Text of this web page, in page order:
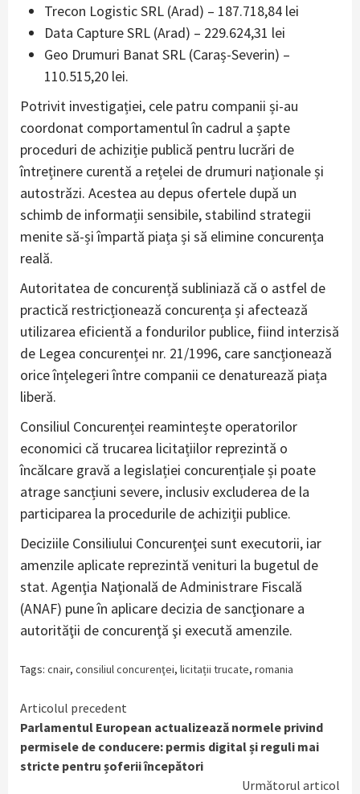
Trecon Logistic SRL (Arad) – 187.718,84 lei
Data Capture SRL (Arad) – 229.624,31 lei
Geo Drumuri Banat SRL (Caraș-Severin) –
110.515,20 lei.
Potrivit investigației, cele patru companii și-au
coordonat comportamentul în cadrul a șapte
proceduri de achiziție publică pentru lucrări de
întreținere curentă a rețelei de drumuri naționale și
autostrăzi. Acestea au depus ofertele după un
schimb de informații sensibile, stabilind strategii
menite să-și împartă piața și să elimine concurența
reală.
Autoritatea de concurență subliniază că o astfel de
practică restricționează concurența și afectează
utilizarea eficientă a fondurilor publice, fiind interzisă
de Legea concurenței nr. 21/1996, care sancționează
orice înțelegeri între companii ce denaturează piața
liberă.
Consiliul Concurenței reamintește operatorilor
economici că trucarea licitațiilor reprezintă o
încălcare gravă a legislației concurențiale și poate
atrage sancțiuni severe, inclusiv excluderea de la
participarea la procedurile de achiziții publice.
Deciziile Consiliului Concurenţei sunt executorii, iar
amenzile aplicate reprezintă venituri la bugetul de
stat. Agenţia Naţională de Administrare Fiscală
(ANAF) pune în aplicare decizia de sancţionare a
autorităţii de concurenţă şi execută amenzile.
Tags: cnair, consiliul concurenţei, licitații trucate, romania
Continue
Reading
Articolul precedent
Parlamentul European actualizează normele privind
permisele de conducere: permis digital și reguli mai
stricte pentru șoferii începători
Următorul articol